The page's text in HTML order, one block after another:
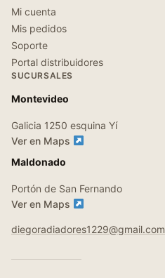
Mi cuenta
Mis pedidos
Soporte
Portal distribuidores
SUCURSALES
Montevideo
Galicia 1250 esquina Yí
Ver en Maps
Maldonado
Portón de San Fernando
Ver en Maps
diegoradiadores1229@gmail.com